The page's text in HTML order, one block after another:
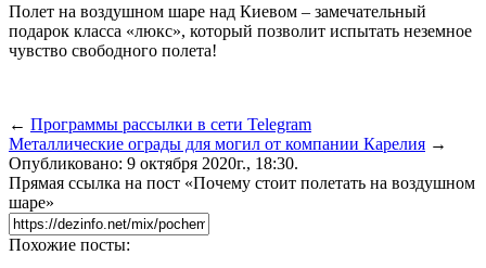
Полет на воздушном шаре над Киевом – замечательный
подарок класса «люкс», который позволит испытать неземное
чувство свободного полета!
← Программы рассылки в сети Telegram
Металлические ограды для могил от компании Карелия →
Опубликовано: 9 октября 2020г., 18:30.
Прямая ссылка на пост «Почему стоит полетать на воздушном
шаре»
Похожие посты: